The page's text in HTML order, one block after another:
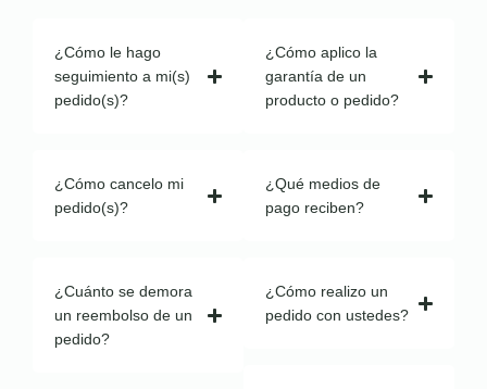
¿Cómo le hago
seguimiento a mi(s)
pedido(s)?
¿Cómo cancelo mi
pedido(s)?
¿Cuánto se demora
un reembolso de un
pedido?
¿Cómo aplico la
garantía de un
producto o pedido?
¿Qué medios de
pago reciben?
¿Cómo realizo un
pedido con ustedes?